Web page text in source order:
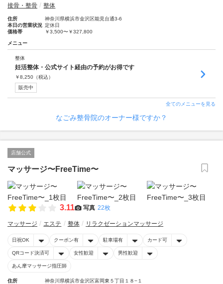
接骨・整骨 整体
住所
神奈川県横浜市金沢区能見台通3-6
本日の営業状況 定休日
価格帯
￥3,500〜￥327,800
メニュー
整体
妊活整体・公式サイト経由の予約がお得です
￥8,250 （税込）
販売中
全てのメニューを見る
なごみ整骨院のオーナー様ですか？
店舗公式
マッサージ〜FreeTime〜
3.11 写真 22枚
マッサージ エステ 整体 リラクゼーションマッサージ
日祝OK クーポン有 駐車場有 カード可
QRコード決済可 女性歓迎 男性歓迎
あん摩マッサージ指圧師
住所 神奈川県横浜市金沢区富岡東５丁目１８−１